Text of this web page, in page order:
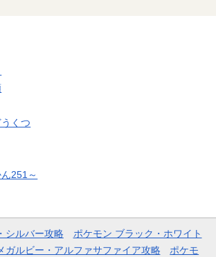
くつ
251～
シルバー攻略
ポケモン ブラック・ホワイト
ガルビー・アルファサファイア攻略
ポケモ